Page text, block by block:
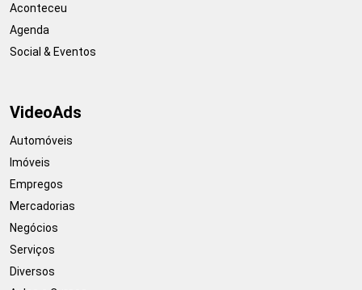
Aconteceu
Agenda
Social & Eventos
VideoAds
Automóveis
Imóveis
Empregos
Mercadorias
Negócios
Serviços
Diversos